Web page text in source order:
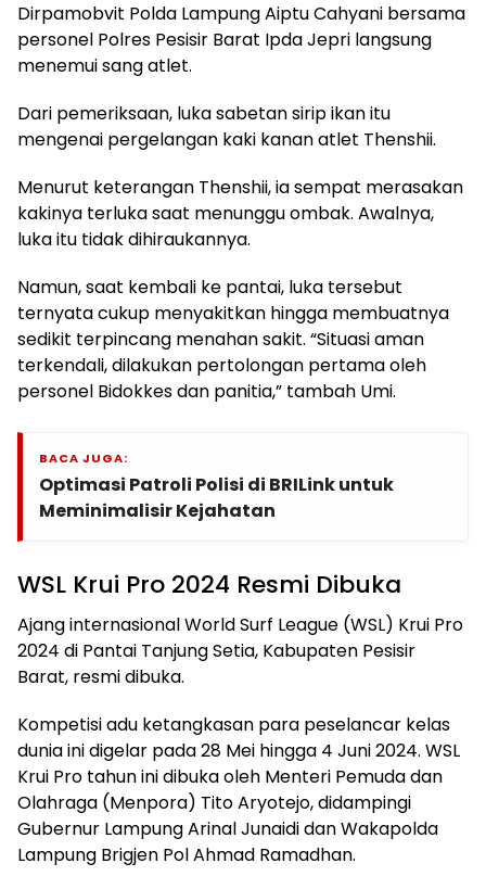
Dirpamobvit Polda Lampung Aiptu Cahyani bersama
personel Polres Pesisir Barat Ipda Jepri langsung
menemui sang atlet.
Dari pemeriksaan, luka sabetan sirip ikan itu
mengenai pergelangan kaki kanan atlet Thenshii.
Menurut keterangan Thenshii, ia sempat merasakan
kakinya terluka saat menunggu ombak. Awalnya,
luka itu tidak dihiraukannya.
Namun, saat kembali ke pantai, luka tersebut
ternyata cukup menyakitkan hingga membuatnya
sedikit terpincang menahan sakit. “Situasi aman
terkendali, dilakukan pertolongan pertama oleh
personel Bidokkes dan panitia,” tambah Umi.
BACA JUGA:
Optimasi Patroli Polisi di BRILink untuk
Meminimalisir Kejahatan
WSL Krui Pro 2024 Resmi Dibuka
Ajang internasional World Surf League (WSL) Krui Pro
2024 di Pantai Tanjung Setia, Kabupaten Pesisir
Barat, resmi dibuka.
Kompetisi adu ketangkasan para peselancar kelas
dunia ini digelar pada 28 Mei hingga 4 Juni 2024. WSL
Krui Pro tahun ini dibuka oleh Menteri Pemuda dan
Olahraga (Menpora) Tito Aryotejo, didampingi
Gubernur Lampung Arinal Junaidi dan Wakapolda
Lampung Brigjen Pol Ahmad Ramadhan.